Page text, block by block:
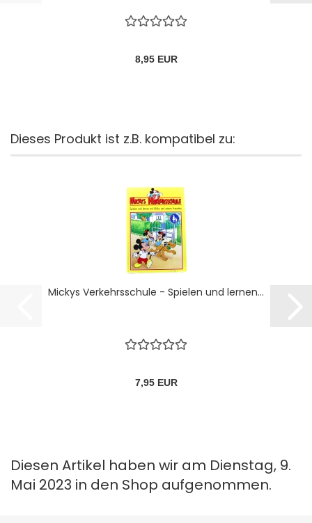
8,95 EUR
Dieses Produkt ist z.B. kompatibel zu:
Mickys Verkehrsschule - Spielen und lernen...
7,95 EUR
Diesen Artikel haben wir am Dienstag, 9.
Mai 2023 in den Shop aufgenommen.